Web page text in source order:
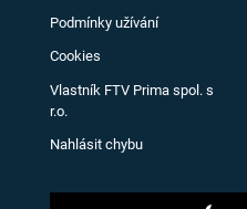
Podmínky užívání
Cookies
Vlastník FTV Prima spol. s
r.o.
Nahlásit chybu